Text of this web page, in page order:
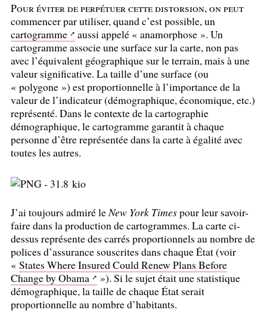
Pour éviter de perpétuer cette distorsion, on peut
commencer par utiliser, quand c’est possible, un
cartogramme
aussi appelé « anamorphose ». Un
cartogramme associe une surface sur la carte, non pas
avec l’équivalent géographique sur le terrain, mais à une
valeur significative. La taille d’une surface (ou
« polygone ») est proportionnelle à l’importance de la
valeur de l’indicateur (démographique, économique, etc.)
représenté. Dans le contexte de la cartographie
démographique, le cartogramme garantit à chaque
personne d’être représentée dans la carte à égalité avec
toutes les autres.
J’ai toujours admiré leNew York Timespour leur savoir-
faire dans la production de cartogrammes. La carte ci-
dessus représente des carrés proportionnels au nombre de
polices d’assurance souscrites dans chaque État (voir
« States Where Insured Could Renew Plans Before
Change by Obama
»). Si le sujet était une statistique
démographique, la taille de chaque État serait
proportionnelle au nombre d’habitants.